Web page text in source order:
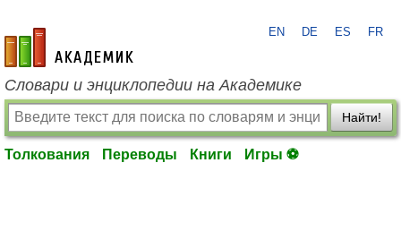
academic.ru
EN DE ES FR
Словари и энциклопедии на Академике
Найти!
Толкования Переводы Книги Игры ⚽